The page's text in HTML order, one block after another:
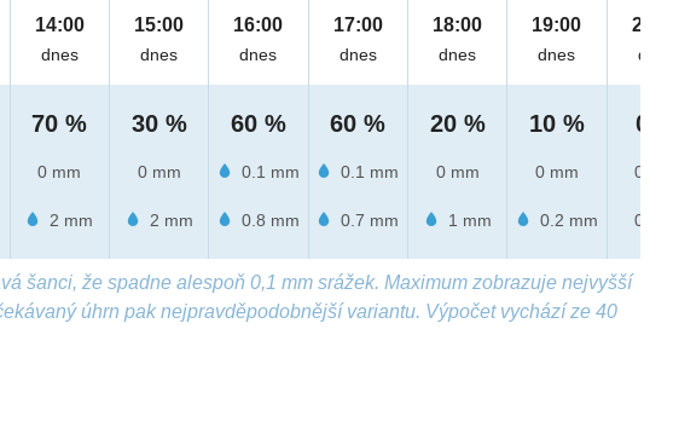
14:00
dnes
70 %
0 mm
2 mm
15:00
dnes
30 %
0 mm
2 mm
16:00
dnes
60 %
0.1 mm
0.8 mm
17:00
dnes
60 %
0.1 mm
0.7 mm
18:00
dnes
20 %
0 mm
1 mm
19:00
dnes
10 %
0 mm
0.2 mm
20:00
dnes
0 %
0 mm
0 mm
šanci, že spadne alespoň 0,1 mm srážek. Maximum zobrazuje nejvyšší
úhrn pak nejpravděpodobnější variantu. Výpočet vychází ze 40